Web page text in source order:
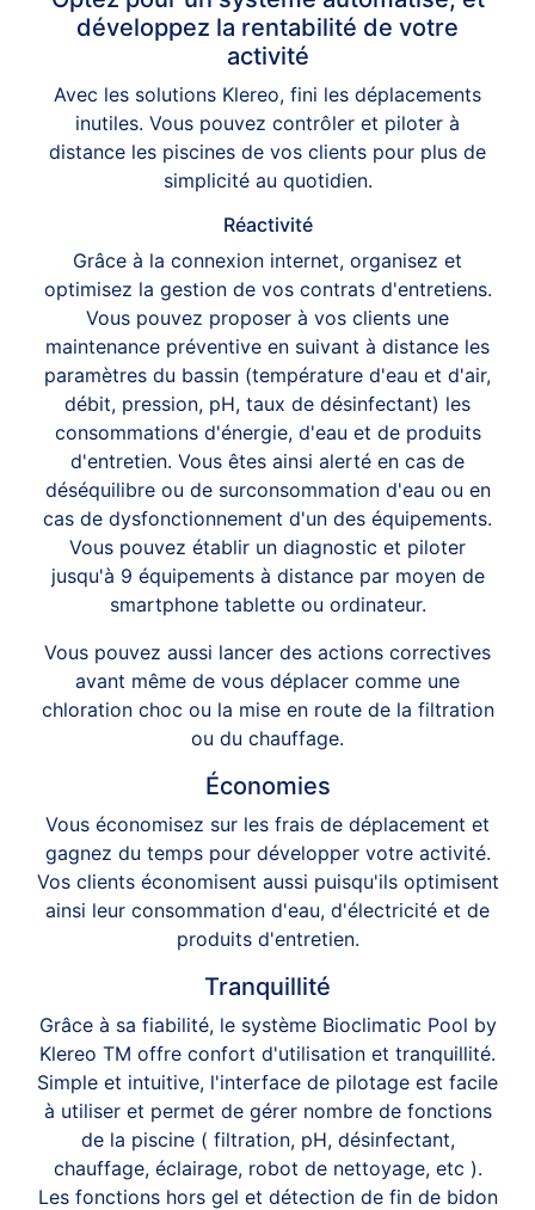
développez la rentabilité de votre
activité
Avec les solutions Klereo, fini les déplacements
inutiles. Vous pouvez contrôler et piloter à
distance les piscines de vos clients pour plus de
simplicité au quotidien.
Réactivité
Grâce à la connexion internet, organisez et
optimisez la gestion de vos contrats d'entretiens.
Vous pouvez proposer à vos clients une
maintenance préventive en suivant à distance les
paramètres du bassin (température d'eau et d'air,
débit, pression, pH, taux de désinfectant) les
consommations d'énergie, d'eau et de produits
d'entretien. Vous êtes ainsi alerté en cas de
déséquilibre ou de surconsommation d'eau ou en
cas de dysfonctionnement d'un des équipements.
Vous pouvez établir un diagnostic et piloter
jusqu'à 9 équipements à distance par moyen de
smartphone tablette ou ordinateur.
Vous pouvez aussi lancer des actions correctives
avant même de vous déplacer comme une
chloration choc ou la mise en route de la filtration
ou du chauffage.
Économies
Vous économisez sur les frais de déplacement et
gagnez du temps pour développer votre activité.
Vos clients économisent aussi puisqu'ils optimisent
ainsi leur consommation d'eau, d'électricité et de
produits d'entretien.
Tranquillité
Grâce à sa fiabilité, le système Bioclimatic Pool by
Klereo TM offre confort d'utilisation et tranquillité.
Simple et intuitive, l'interface de pilotage est facile
à utiliser et permet de gérer nombre de fonctions
de la piscine ( filtration, pH, désinfectant,
chauffage, éclairage, robot de nettoyage, etc ).
Les fonctions hors gel et détection de fin de bidon